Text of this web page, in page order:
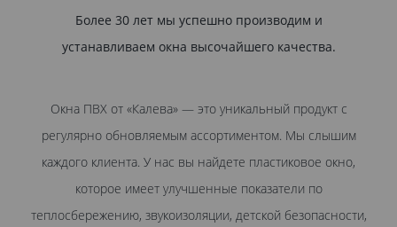
Более 30 лет мы успешно производим и
устанавливаем окна высочайшего качества.
Окна ПВХ от «Калева» — это уникальный продукт с
регулярно обновляемым ассортиментом. Мы слышим
каждого клиента. У нас вы найдете пластиковое окно,
которое имеет улучшенные показатели по
теплосбережению, звукоизоляции, детской безопасности,